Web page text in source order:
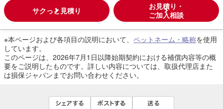
サクっと見積り
お見積り・
ご加入相談
※本ページおよび各項目の説明において、 ペットネーム・略称を使用
しています。
このページは、2026年7月1日以降始期契約における補償内容等の概
要をご説明したものです。詳しい内容については、取扱代理店また
は損保ジャパンまでお問い合わせください。
facebook twitter